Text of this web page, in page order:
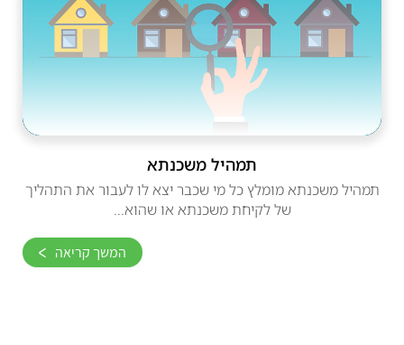
תמהיל משכנתא
תמהיל משכנתא מומלץ כל מי שכבר יצא לו לעבור את התהליך
של לקיחת משכנתא או שהוא...
המשך קריאה